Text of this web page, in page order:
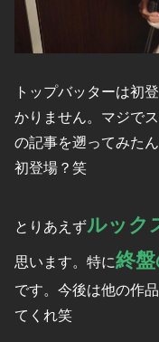
トップバッターは初
かりません。マジで
の記事を遡ってみた
初登場？笑
とりあえずルック
思います。特に終
です。今後は他の作
てくれ笑